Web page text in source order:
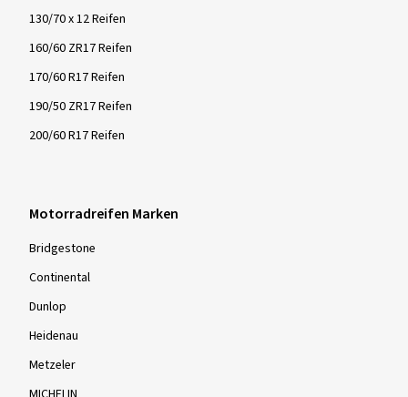
130/70 x 12 Reifen
160/60 ZR17 Reifen
170/60 R17 Reifen
190/50 ZR17 Reifen
200/60 R17 Reifen
Motorradreifen Marken
Bridgestone
Continental
Dunlop
Heidenau
Metzeler